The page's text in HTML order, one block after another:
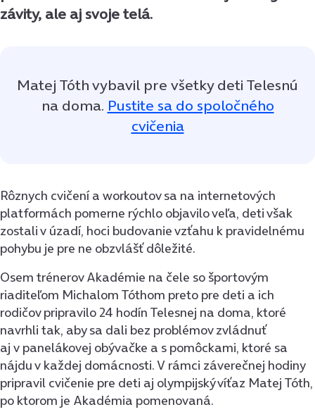
závity, ale aj svoje telá.
Matej Tóth vybavil pre všetky deti Telesnú
na doma. Pustite sa do spoločného
cvičenia
Rôznych cvičení a workoutov sa na internetových
platformách pomerne rýchlo objavilo veľa, deti však
zostali v úzadí, hoci budovanie vzťahu k pravidelnému
pohybu je pre ne obzvlášť dôležité.
Osem trénerov Akadémie na čele so športovým
riaditeľom Michalom Tóthom preto pre deti a ich
rodičov pripravilo 24 hodín Telesnej na doma, ktoré
navrhli tak, aby sa dali bez problémov zvládnuť
aj v panelákovej obývačke a s pomôckami, ktoré sa
nájdu v každej domácnosti. V rámci záverečnej hodiny
pripravil cvičenie pre deti aj olympijský víťaz Matej Tóth,
po ktorom je Akadémia pomenovaná.